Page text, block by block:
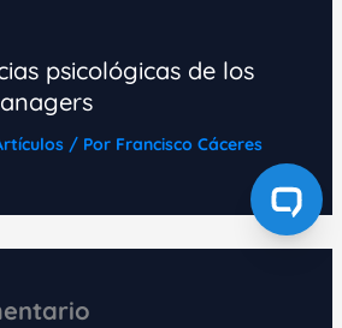
psicológicas de los
/ Por Francisco Cáceres